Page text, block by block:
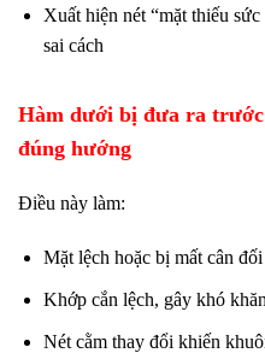
Xuất hiện nét “mặt thiếu
sai cách
Hàm dưới bị đưa ra
đúng hướng
Điều này làm:
Mặt lệch hoặc bị mất cân đối
Khớp cắn lệch, gây khó
Nét cằm thay đổi khiến